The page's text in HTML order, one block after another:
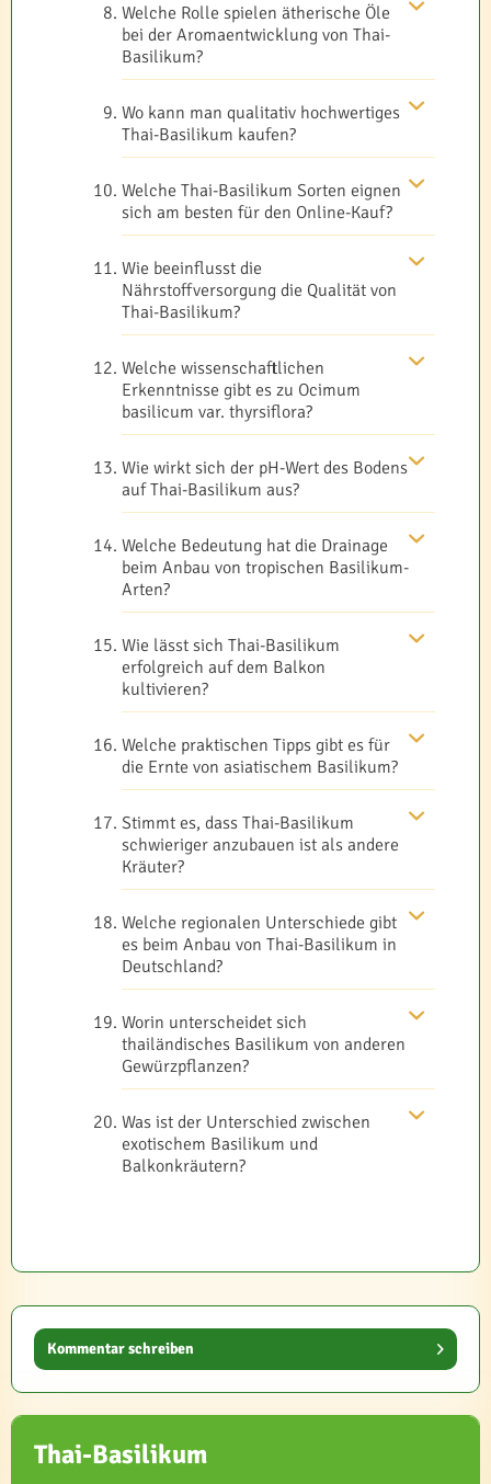
Welche Rolle spielen ätherische Öle
bei der Aromaentwicklung von Thai-
Basilikum?
Wo kann man qualitativ hochwertiges
Thai-Basilikum kaufen?
Welche Thai-Basilikum Sorten eignen
sich am besten für den Online-Kauf?
Wie beeinflusst die
Nährstoffversorgung die Qualität von
Thai-Basilikum?
Welche wissenschaftlichen
Erkenntnisse gibt es zu Ocimum
basilicum var. thyrsiflora?
Wie wirkt sich der pH-Wert des Bodens
auf Thai-Basilikum aus?
Welche Bedeutung hat die Drainage
beim Anbau von tropischen Basilikum-
Arten?
Wie lässt sich Thai-Basilikum
erfolgreich auf dem Balkon
kultivieren?
Welche praktischen Tipps gibt es für
die Ernte von asiatischem Basilikum?
Stimmt es, dass Thai-Basilikum
schwieriger anzubauen ist als andere
Kräuter?
Welche regionalen Unterschiede gibt
es beim Anbau von Thai-Basilikum in
Deutschland?
Worin unterscheidet sich
thailändisches Basilikum von anderen
Gewürzpflanzen?
Was ist der Unterschied zwischen
exotischem Basilikum und
Balkonkräutern?
Kommentar schreiben
Thai-Basilikum